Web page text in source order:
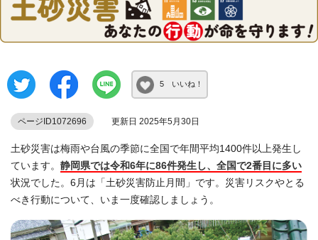
5 いいね！
ページID1072696 更新日 2025年5月30日
土砂災害は梅雨や台風の季節に全国で年間平均1400件以上発生し
ています。 静岡県では令和6年に86件発生し、全国で2番目に多い
状況でした。6月は「土砂災害防止月間」です。災害リスクやとる
べき行動について、いま一度確認しましょう。